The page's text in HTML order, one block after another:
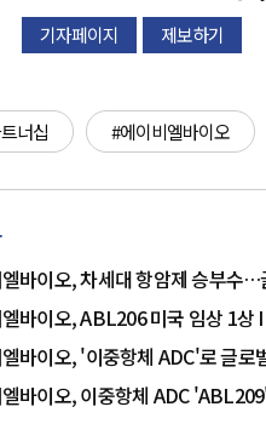
기자페이지 제보하기
너십 #에이비엘바이오
바이오, 차세대 항암제 승부수
바이오, ABL206 미국 임상 1상
바이오, '이중항체 ADC'로 글
바이오, 이중항체 ADC